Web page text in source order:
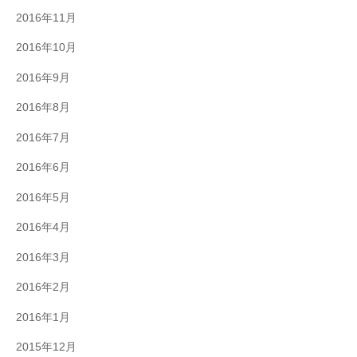
2016年11月
2016年10月
2016年9月
2016年8月
2016年7月
2016年6月
2016年5月
2016年4月
2016年3月
2016年2月
2016年1月
2015年12月